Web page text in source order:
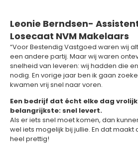
Leonie Berndsen-
Losecaat NVM Makelaars
“Voor Bestendig Vastgoed waren wij
een andere partij. Maar wij waren
snelheid van leveren: wij hadden die
nodig. En vorige jaar ben ik gaan
kwamen vrij snel naar voren.
Een bedrijf dat écht elke dag vrolijk
belangrijkste: snel levert.
Als er iets snel moet komen, dan
wel iets mogelijk bij jullie. En dat
heel prettig!